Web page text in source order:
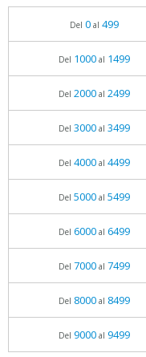
Del 0al 499
Del 1000al 1499
Del 2000al 2499
Del 3000al 3499
Del 4000al 4499
Del 5000al 5499
Del 6000al 6499
Del 7000al 7499
Del 8000al 8499
Del 9000al 9499